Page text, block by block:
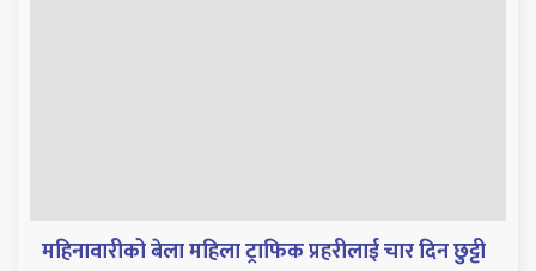
महिनावारीको बेला महिला ट्राफिक प्रहरीलाई चार दिन छुट्टी